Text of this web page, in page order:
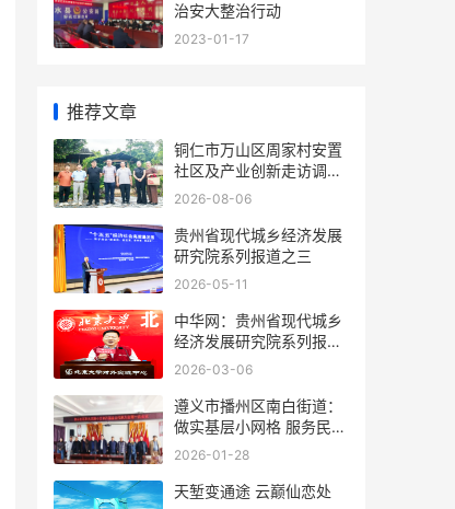
治安大整治行动
2023-01-17
推荐文章
铜仁市万山区周家村安置
社区及产业创新走访调研
侧记
2026-08-06
贵州省现代城乡经济发展
研究院系列报道之三
2026-05-11
中华网：贵州省现代城乡
经济发展研究院系列报道
之一
2026-03-06
遵义市播州区南白街道：
做实基层小网格 服务民心
大纽带
2026-01-28
天堑变通途 云巅仙恋处